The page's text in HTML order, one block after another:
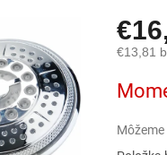
€13,81
cena: